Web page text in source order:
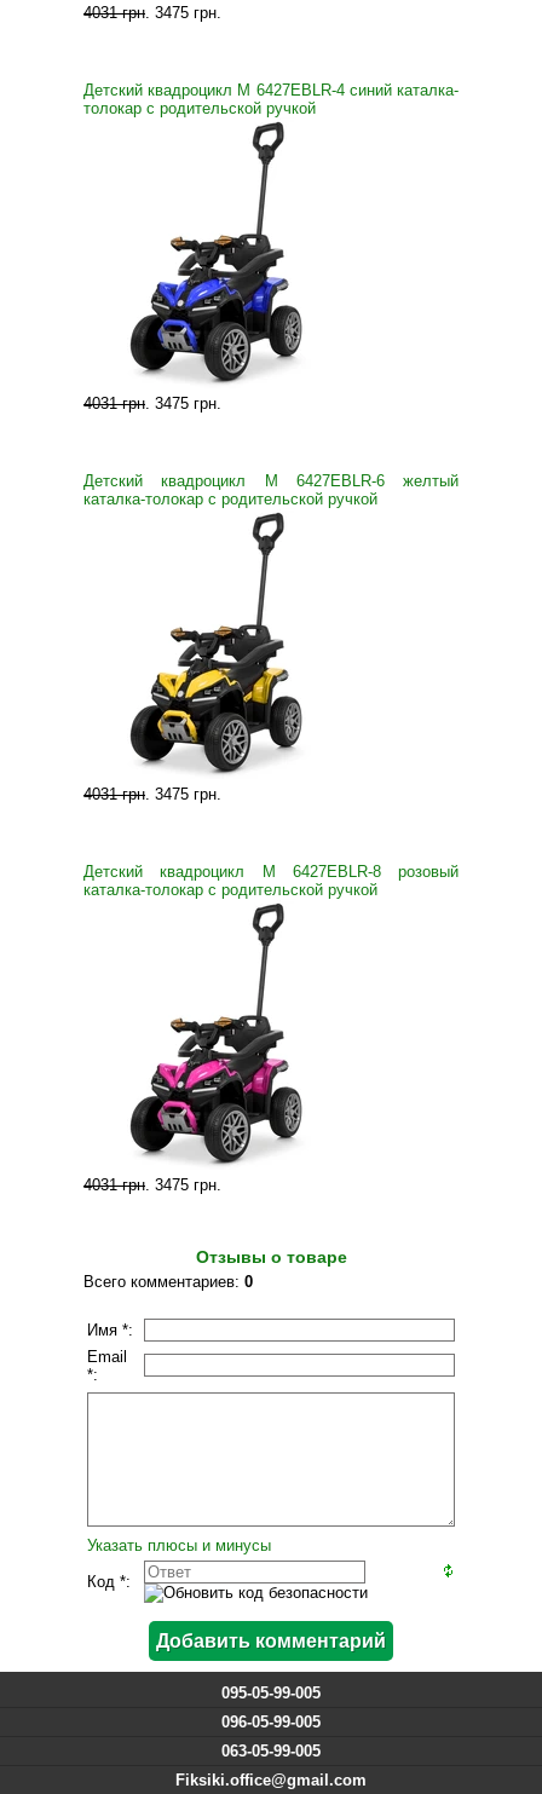
4031 грн. 3475 грн.
Детский квадроцикл M 6427EBLR-4 синий каталка-
толокар с родительской ручкой
4031 грн. 3475 грн.
Детский квадроцикл M 6427EBLR-6 желтый
каталка-толокар с родительской ручкой
4031 грн. 3475 грн.
Детский квадроцикл M 6427EBLR-8 розовый
каталка-толокар с родительской ручкой
4031 грн. 3475 грн.
Отзывы о товаре
Всего комментариев: 0
Имя *:
Email
*:
Указать плюсы и минусы
Код *:
095-05-99-005
096-05-99-005
063-05-99-005
Fiksiki.office@gmail.com